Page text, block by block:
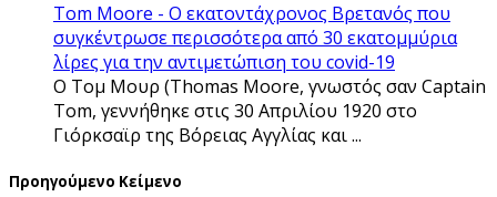
Tom Moore - Ο εκατοντάχρονος Βρετανός που
συγκέντρωσε περισσότερα από 30 εκατομμύρια
λίρες για την αντιμετώπιση του covid-19
Ο Τομ Μουρ (Thomas Moore, γνωστός σαν Captain
Tom, γεννήθηκε στις 30 Απριλίου 1920 στο
Γιόρκσαϊρ της Βόρειας Αγγλίας και ...
Προηγούμενο Κείμενο